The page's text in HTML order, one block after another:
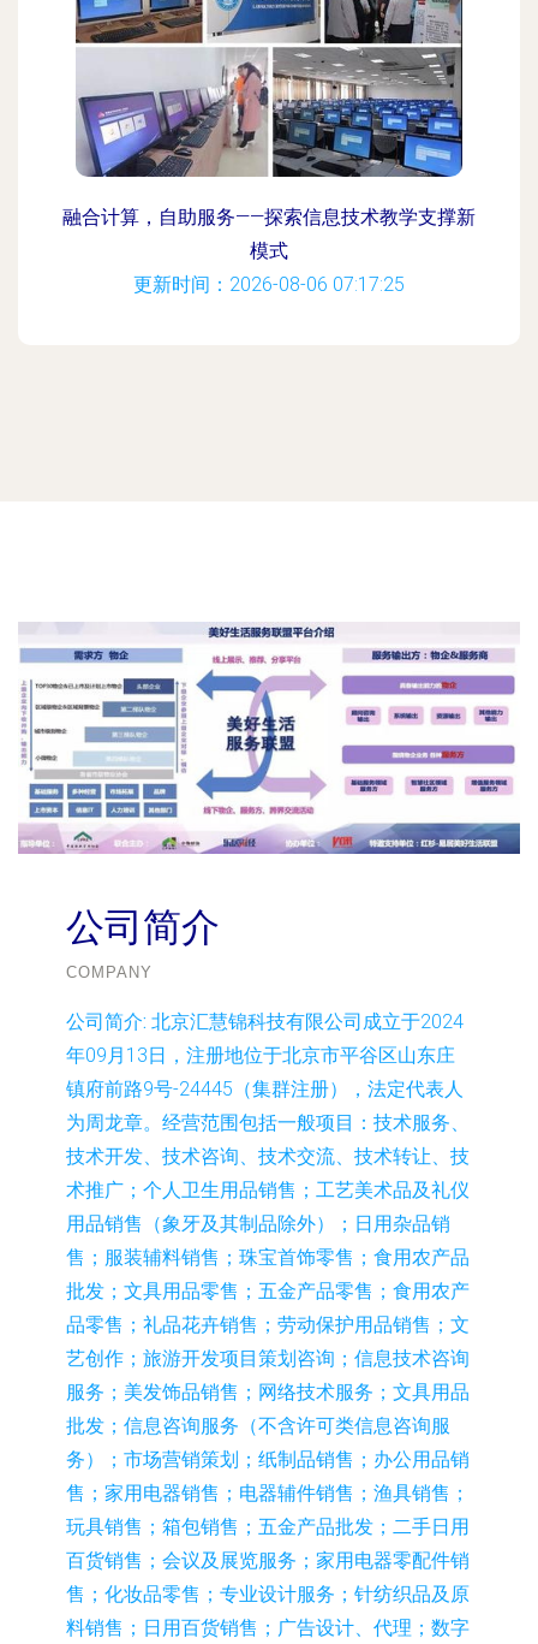
融合计算，自助服务——探索信息技术教学支撑新
模式
更新时间：2026-08-06 07:17:25
公司简介
COMPANY
公司简介: 北京汇慧锦科技有限公司成立于2024
年09月13日，注册地位于北京市平谷区山东庄
镇府前路9号-24445（集群注册），法定代表人
为周龙章。经营范围包括一般项目：技术服务、
技术开发、技术咨询、技术交流、技术转让、技
术推广；个人卫生用品销售；工艺美术品及礼仪
用品销售（象牙及其制品除外）；日用杂品销
售；服装辅料销售；珠宝首饰零售；食用农产品
批发；文具用品零售；五金产品零售；食用农产
品零售；礼品花卉销售；劳动保护用品销售；文
艺创作；旅游开发项目策划咨询；信息技术咨询
服务；美发饰品销售；网络技术服务；文具用品
批发；信息咨询服务（不含许可类信息咨询服
务）；市场营销策划；纸制品销售；办公用品销
售；家用电器销售；电器辅件销售；渔具销售；
玩具销售；箱包销售；五金产品批发；二手日用
百货销售；会议及展览服务；家用电器零配件销
售；化妆品零售；专业设计服务；针纺织品及原
料销售；日用百货销售；广告设计、代理；数字